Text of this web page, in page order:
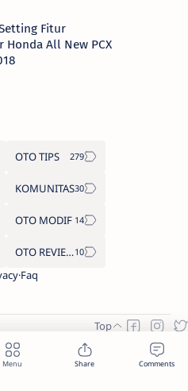
Fitur
Honda All New PCX
OTO TIPS
KOMUNITAS
OTO MODIF
OTO REVIEW
Faq